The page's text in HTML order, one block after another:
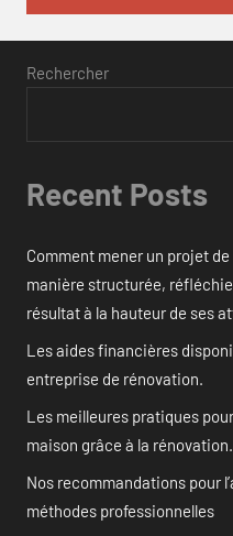
Rechercher
Recent Posts
Comment mener un projet
manière structurée,
résultat à la hauteur de ses
Les aides financières
entreprise de rénovation.
Les meilleures pratiques
maison grâce à la rénovation.
Nos recommandations pour
méthodes professionnelles